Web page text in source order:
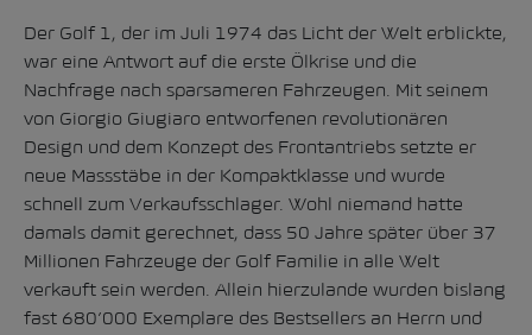
Der Golf 1, der im Juli 1974 das Licht der Welt erblickte,
war eine Antwort auf die erste Ölkrise und die
Nachfrage nach sparsameren Fahrzeugen. Mit seinem
von Giorgio Giugiaro entworfenen revolutionären
Design und dem Konzept des Frontantriebs setzte er
neue Massstäbe in der Kompaktklasse und wurde
schnell zum Verkaufsschlager. Wohl niemand hatte
damals damit gerechnet, dass 50 Jahre später über 37
Millionen Fahrzeuge der Golf Familie in alle Welt
verkauft sein werden. Allein hierzulande wurden bislang
fast 680’000 Exemplare des Bestsellers an Herrn und